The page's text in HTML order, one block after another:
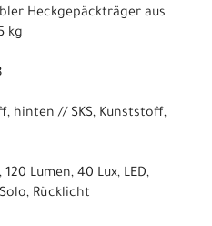
Heckgepäckträger aus
kg
hinten // SKS, Kunststoff,
Lumen, 40 Lux, LED,
Rücklicht